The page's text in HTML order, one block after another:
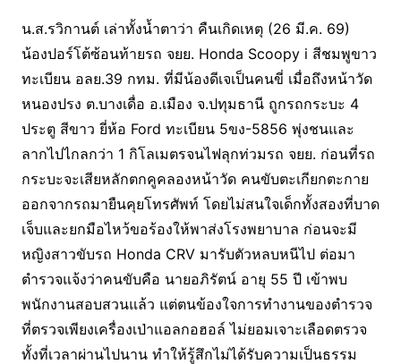
น.ส.รวิกานต์ เล่าทั้งน้ำตาว่า คืนเกิดเหตุ (26 มี.ค. 69)
น้องปอร์โต้ซ้อนท้ายรถ จยย. Honda Scoopy i สีชมพูขาว
ทะเบียน อลย.39 กทม. ที่มีน้องดีเจเป็นคนขี่ เมื่อถึงหน้าวัด
หนองปรง ต.บางเดื่อ อ.เมือง จ.ปทุมธานี ถูกรถกระบะ 4
ประตู สีขาว ยี่ห้อ Ford ทะเบียน 5ขง-5856 พุ่งชนและ
ลากไปไกลกว่า 1 กิโลเมตรจนไฟลุกท่วมรถ จยย. ก่อนที่รถ
กระบะจะเสียหลักตกคูคลองหน้าวัด คนขับตะเกียกตะกาย
ออกจากรถมายืนคุยโทรศัพท์ โดยไม่สนใจเด็กทั้งสองที่บาด
เจ็บและยกมือไหว้ขอร้องให้พาส่งโรงพยาบาล ก่อนจะมี
หญิงสาวขับรถ Honda CRV มารับตัวหลบหนีไป ต่อมา
ตำรวจแจ้งว่าคนขับคือ นายอภิรัตน์ อายุ 55 ปี เข้าพบ
พนักงานสอบสวนแล้ว แต่ตนข้องใจการทำงานของตำรวจ
ที่ตรวจเพียงเครื่องเป่าแอลกอฮอล์ ไม่ยอมเจาะเลือดตรวจ
ทั้งที่เวลาผ่านไปนาน ทำให้รู้สึกไม่ได้รับความเป็นธรรม